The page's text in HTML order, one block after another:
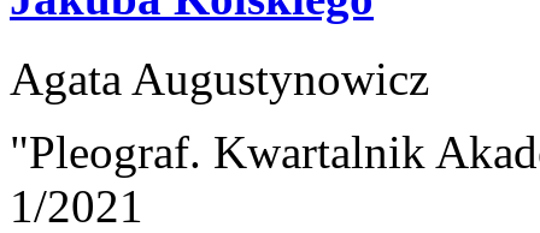
Agata Augustynowicz
"Pleograf. Kwartalnik
1/2021